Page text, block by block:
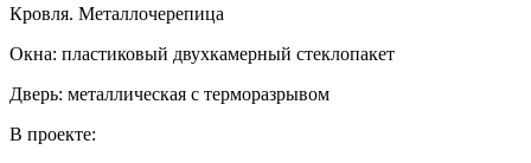
Кровля. Металлочерепица
Окна: пластиковый двухкамерный стеклопакет
Дверь: металлическая с терморазрывом
В проекте: